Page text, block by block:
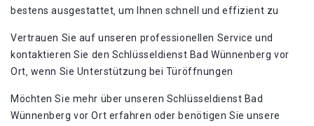
bestens ausgestattet‚ um Ihnen schnell und effizient zu
Vertrauen Sie auf unseren professionellen Service und
kontaktieren Sie den Schlüsseldienst Bad Wünnenberg vor
Ort‚ wenn Sie Unterstützung bei Türöffnungen
Möchten Sie mehr über unseren Schlüsseldienst Bad
Wünnenberg vor Ort erfahren oder benötigen Sie unsere